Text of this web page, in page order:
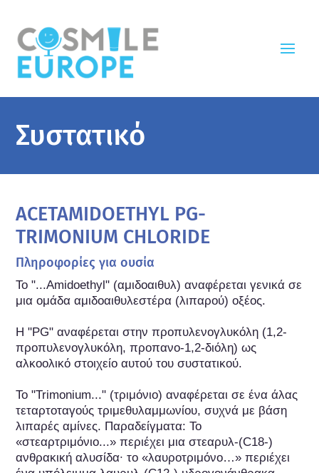
Συστατικό
ACETAMIDOETHYL PG-
TRIMONIUM CHLORIDE
Πληροφορίες για ουσία
Το "...Amidoethyl" (αμιδοαιθυλ) αναφέρεται γενικά σε
μια ομάδα αμιδοαιθυλεστέρα (λιπαρού) οξέος.
Η "PG" αναφέρεται στην προπυλενογλυκόλη (1,2-
προπυλενογλυκόλη, προπανο-1,2-διόλη) ως
αλκοολικό στοιχείο αυτού του συστατικού.
Το "Trimonium..." (τριμόνιο) αναφέρεται σε ένα άλας
τεταρτοταγούς τριμεθυλαμμωνίου, συχνά με βάση
λιπαρές αμίνες. Παραδείγματα: Το
«στεαρτριμόνιο...» περιέχει μια στεαρυλ-(C18-)
ανθρακική αλυσίδα∙ το «λαυροτριμόνο…» περιέχει